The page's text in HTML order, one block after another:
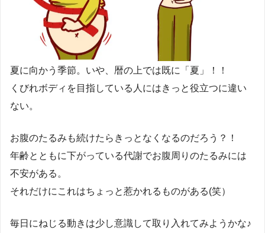
夏に向かう季節。いや、暦の上では既に「夏」！！
くびれボディを目指している人にはきっと役立つに違い
ない。
お腹のたるみも続けたらきっとなくなるのだろう？！
年齢とともに下がっている代謝でお腹周りのたるみには
不安がある。
それだけにこれはちょっと惹かれるものがある(笑）
毎日にねじる動きは少し意識して取り入れてみようかな♪